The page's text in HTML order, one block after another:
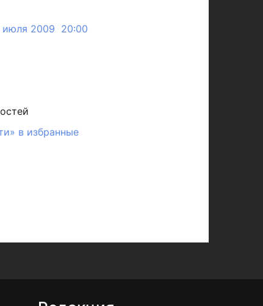
июля 2009 20:00
в избранные